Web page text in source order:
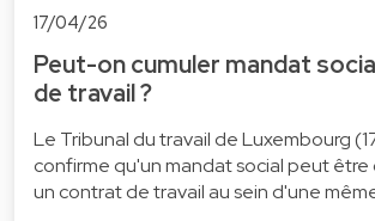
17/04/26
Peut-on cumuler mandat
de travail ?
Le Tribunal du travail de Luxembourg
confirme qu'un mandat social peut être
un contrat de travail au sein d'une